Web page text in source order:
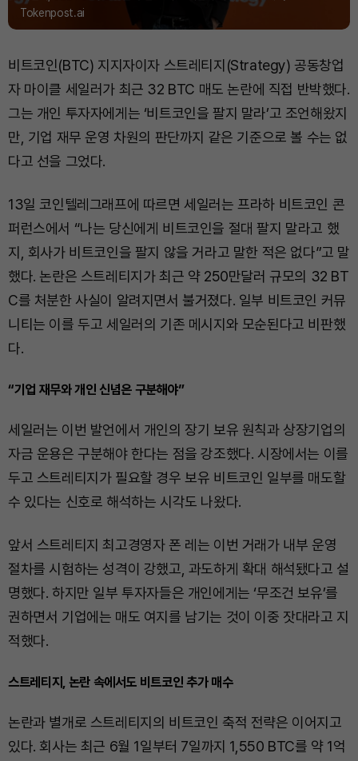
Tokenpost.ai
비트코인(BTC) 지지자이자 스트레티지(Strategy) 공동창업
자 마이클 세일러가 최근 32 BTC 매도 논란에 직접 반박했다.
그는 개인 투자자에게는 ‘비트코인을 팔지 말라’고 조언해왔지
만, 기업 재무 운영 차원의 판단까지 같은 기준으로 볼 수는 없
다고 선을 그었다.
13일 코인텔레그래프에 따르면 세일러는 프라하 비트코인 콘
퍼런스에서 “나는 당신에게 비트코인을 절대 팔지 말라고 했
지, 회사가 비트코인을 팔지 않을 거라고 말한 적은 없다”고 말
했다. 논란은 스트레티지가 최근 약 250만달러 규모의 32 BT
C를 처분한 사실이 알려지면서 불거졌다. 일부 비트코인 커뮤
니티는 이를 두고 세일러의 기존 메시지와 모순된다고 비판했
다.
“기업 재무와 개인 신념은 구분해야”
세일러는 이번 발언에서 개인의 장기 보유 원칙과 상장기업의
자금 운용은 구분해야 한다는 점을 강조했다. 시장에서는 이를
두고 스트레티지가 필요할 경우 보유 비트코인 일부를 매도할
수 있다는 신호로 해석하는 시각도 나왔다.
앞서 스트레티지 최고경영자 폰 레는 이번 거래가 내부 운영
절차를 시험하는 성격이 강했고, 과도하게 확대 해석됐다고 설
명했다. 하지만 일부 투자자들은 개인에게는 ‘무조건 보유’를
권하면서 기업에는 매도 여지를 남기는 것이 이중 잣대라고 지
적했다.
스트레티지, 논란 속에서도 비트코인 추가 매수
논란과 별개로 스트레티지의 비트코인 축적 전략은 이어지고
있다. 회사는 최근 6월 1일부터 7일까지 1,550 BTC를 약 1억